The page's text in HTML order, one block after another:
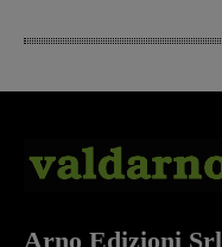
Arno Edizioni Srl